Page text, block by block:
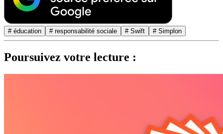
# éducation # responsabilité sociale # Swift # Simplon
Poursuivez votre lecture :